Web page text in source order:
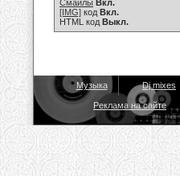
Смайлы Вкл.
[IMG] код Вкл.
HTML код Выкл.
Музыка Dj mixes
Реклама на сайте